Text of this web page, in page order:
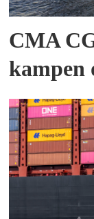
CMA
kampen